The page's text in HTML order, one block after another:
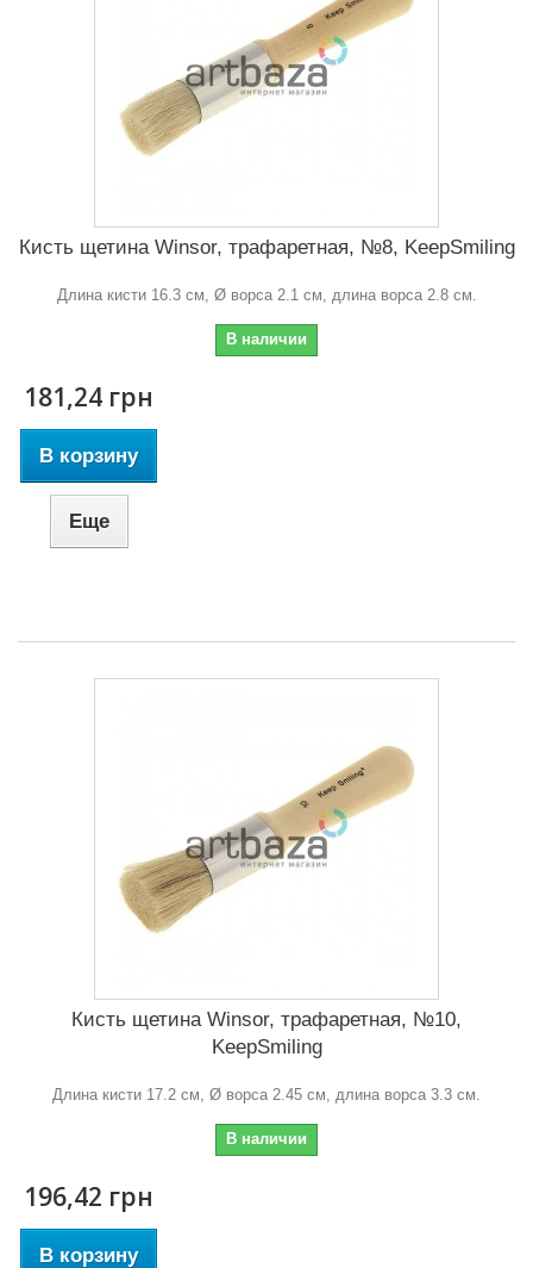
Кисть щетина Winsor, трафаретная, №8, KeepSmiling
Длина кисти 16.3 см, Ø ворса 2.1 см, длина ворса 2.8 см.
В наличии
181,24 грн
В корзину
Еще
Кисть щетина Winsor, трафаретная, №10,
KeepSmiling
Длина кисти 17.2 см, Ø ворса 2.45 см, длина ворса 3.3 см.
В наличии
196,42 грн
В корзину